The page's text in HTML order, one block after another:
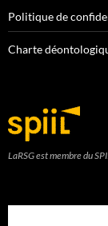
Politique de
Charte
LaRSG est membre du